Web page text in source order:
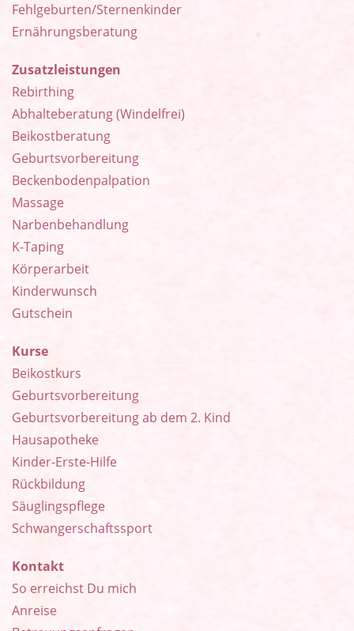
Fehlgeburten/Sternenkinder
Ernährungsberatung
Zusatzleistungen
Rebirthing
Abhalteberatung (Windelfrei)
Beikostberatung
Geburtsvorbereitung
Beckenbodenpalpation
Massage
Narbenbehandlung
K-Taping
Körperarbeit
Kinderwunsch
Gutschein
Kurse
Beikostkurs
Geburtsvorbereitung
Geburtsvorbereitung ab dem 2. Kind
Hausapotheke
Kinder-Erste-Hilfe
Rückbildung
Säuglingspflege
Schwangerschaftssport
Kontakt
So erreichst Du mich
Anreise